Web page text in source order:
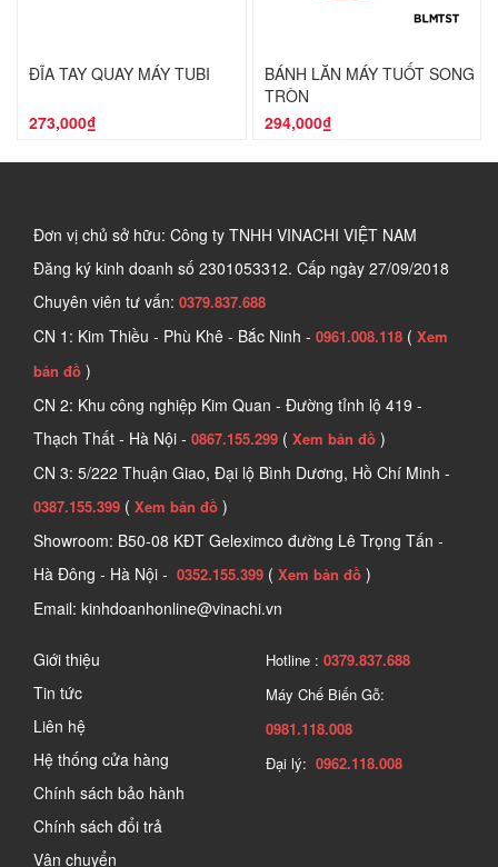
ĐĨA TAY QUAY MÁY TUBI
273,000₫
BÁNH LĂN MÁY TUỐT SONG
TRÒN
294,000₫
Đơn vị chủ sở hữu: Công ty TNHH VINACHI VIỆT NAM
Đăng ký kinh doanh số 2301053312. Cấp ngày 27/09/2018
Chuyên viên tư vấn: 0379.837.688
CN 1: Kim Thiều - Phù Khê - Bắc Ninh - 0961.008.118 ( Xem
bản đồ )
CN 2: Khu công nghiệp Kim Quan - Đường tỉnh lộ 419 -
Thạch Thất - Hà Nội - 0867.155.299 ( Xem bản đồ )
CN 3: 5/222 Thuận Giao, Đại lộ Bình Dương, Hồ Chí Minh -
0387.155.399 ( Xem bản đồ )
Showroom: B50-08 KĐT Geleximco đường Lê Trọng Tấn -
Hà Đông - Hà Nội - 0352.155.399 ( Xem bản đồ )
Email: kinhdoanhonline@vinachi.vn
Giới thiệu
Tin tức
Liên hệ
Hệ thống cửa hàng
Chính sách bảo hành
Chính sách đổi trả
Vận chuyển
Hotline : 0379.837.688
Máy Chế Biến Gỗ:
0981.118.008
Đại lý: 0962.118.008